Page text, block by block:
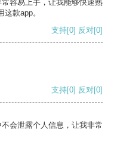
容易上手，让我能够快速熟
款app。
支持[0] 反对[0]
支持[0] 反对[0]
会泄露个人信息，让我非常